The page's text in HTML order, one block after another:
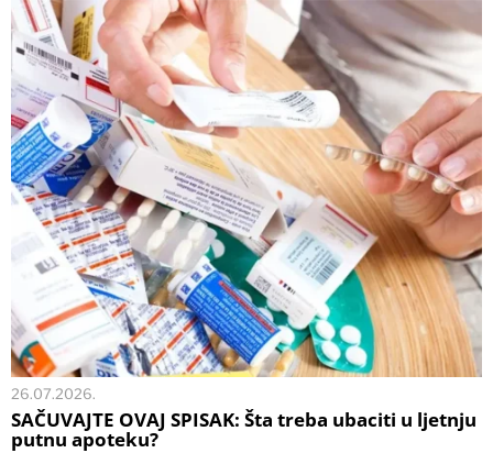
26.07.2026.
SAČUVAJTE OVAJ SPISAK: Šta treba ubaciti u ljetnju
putnu apoteku?